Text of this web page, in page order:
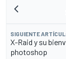
SIGUIENTE
X-Raid y su
photoshop